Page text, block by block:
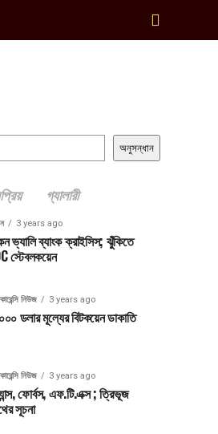
অনুসন্ধান
গ্যালারী
3 years ago
ভ্যালি ব্যাংক ক্রাইসিস; ঝুঁকিতে
স্টেবলকয়েন
নিউজ 3 years ago
ডলার মূল্যের বিটকয়েন ডাকাতি
নিউজ 3 years ago
ফোর্বস, এফ.টি.এক্স ; ত্রিভূজ
সূচনা